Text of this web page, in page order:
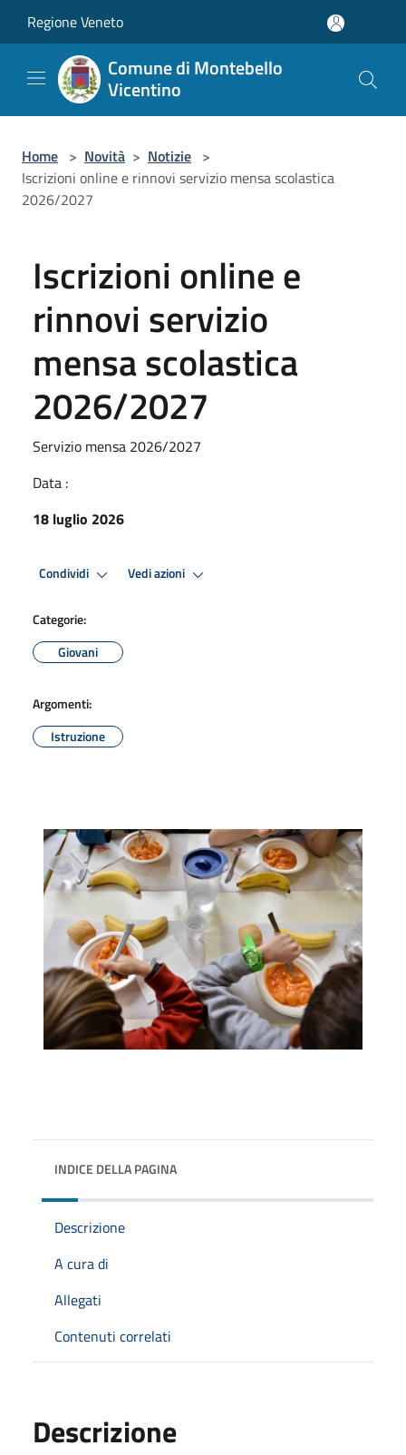
Regione Veneto
Comune di Montebello
Vicentino
Home > Novità > Notizie >
Iscrizioni online e rinnovi servizio mensa scolastica
2026/2027
Iscrizioni online e
rinnovi servizio
mensa scolastica
2026/2027
Servizio mensa 2026/2027
Data :
18 luglio 2026
Condividi Vedi azioni
Categorie:
Giovani
Argomenti:
Istruzione
INDICE DELLA PAGINA
Descrizione
A cura di
Allegati
Contenuti correlati
Descrizione